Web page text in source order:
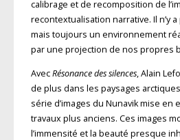
calibrage et de recomposition de
recontextualisation narrative. Il n’y
mais toujours un environnement
par une projection de nos propres
AvecRésonance des silences, Alain
de plus dans les paysages
série d’images du Nunavik mise
travaux plus anciens. Ces images
l’immensité et la beauté presque